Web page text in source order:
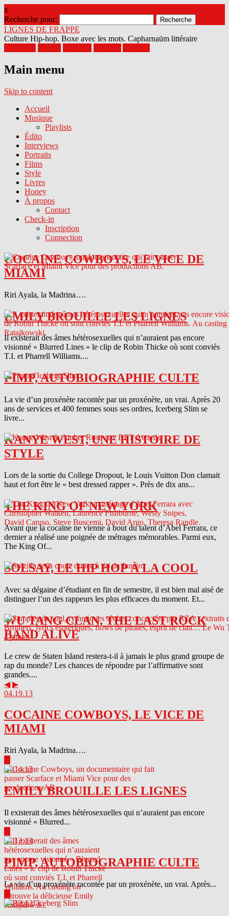
x
Recherche pour:
LIGNES DE FRAPPE
Culture Hip-hop. Boxe avec les mots. Capharnaüm littéraire
Main menu
Skip to content
Accueil
Musique
Playlists
Édito
Interviews
Portraits
Films
Style
Livres
Honey
À propos
Contact
Check-in
Inscription
Connection
COCAINE COWBOYS, LE VICE DE
MIAMI
Riri Ayala, la Madrina….
EMILY BROUILLE LES LIGNES
Il existerait des âmes hétérosexuelles qui n’auraient pas encore
visionné « Blurred Lines » le clip de Robin Thicke où sont conviés
T.I. et Pharrell Williams....
PIMP, AUTOBIOGRAPHIE CULTE
La vie d’un proxénète racontée par un proxénète, un vrai. Après 20
ans de services et 400 femmes sous ses ordres, Icerberg Slim se
livre...
KANYE WEST, UNE HISTOIRE DE
STYLE
Lors de la sortie du College Dropout, le Louis Vuitton Don clamait
haut et fort être le « best dressed rapper ». Près de dix ans...
THE KING OF NEW YORK
Avant que la cocaïne ne vienne à bout du talent d’Abel Ferrara, ce
dernier a réalisé une poignée de métrages mémorables. Parmi eux,
The King Of...
SOLSAY, LE HIP HOP À LA COOL
Avec sa dégaine d’étudiant en fin de semestre, il est bien mal aisé de
distinguer l’un des rappeurs les plus efficaces du moment. Et...
WU TANG CLAN, THE LAST ROCK
BAND ALIVE
Le crew de Staten Island restera-t-il à jamais le plus grand groupe de
rap du monde? Les chances de répondre par l’affirmative sont
grandes....
◀ ▶
04.19.13
COCAINE COWBOYS, LE VICE DE
MIAMI
Riri Ayala, la Madrina….
04.14.13
EMILY BROUILLE LES LIGNES
Il existerait des âmes hétérosexuelles qui n’auraient pas encore
visionné « Blurred...
04.13.13
PIMP, AUTOBIOGRAPHIE CULTE
La vie d’un proxénète racontée par un proxénète, un vrai. Après...
04.12.13